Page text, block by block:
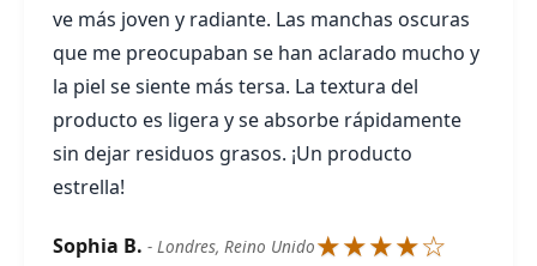
ve más joven y radiante. Las manchas oscuras
que me preocupaban se han aclarado mucho y
la piel se siente más tersa. La textura del
producto es ligera y se absorbe rápidamente
sin dejar residuos grasos. ¡Un producto
estrella!
Sophia B. - Londres, Reino Unido★★★★☆